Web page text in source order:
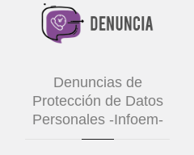
Denuncias de
Protección de Datos
Personales -Infoem-